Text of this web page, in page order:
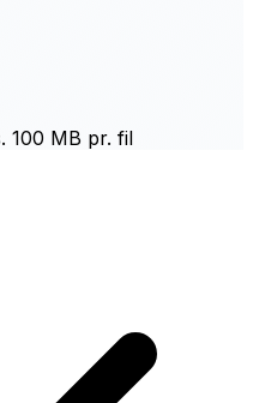
100 MB pr. fil